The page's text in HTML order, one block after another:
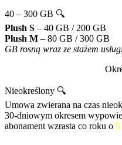
40 – 300 GB 🔍
Plush S – 40 GB / 200 GB
Plush M – 80 GB / 300 GB
GB rosną wraz ze stażem
Nieokreślony 🔍
Umowa zwierana na czas
30-dniowym okresem
abonament wzrasta co roku o 5